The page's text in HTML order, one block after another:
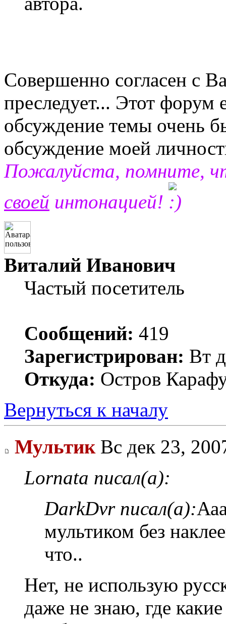
Совершенно согласен с
преследует... Этот форум
обсуждение темы очень
обсуждение моей
Пожалуйста, помните,
своей интонацией!
Виталий Иванович
Частый посетитель
Сообщений: 419
Зарегистрирован: Вт
Откуда: Остров
Вернуться к началу
МультикВс дек 23,
Lornata писал(а):
DarkDvr писал(а):
мультиком без
что..
Нет, не использую
даже не знаю, где